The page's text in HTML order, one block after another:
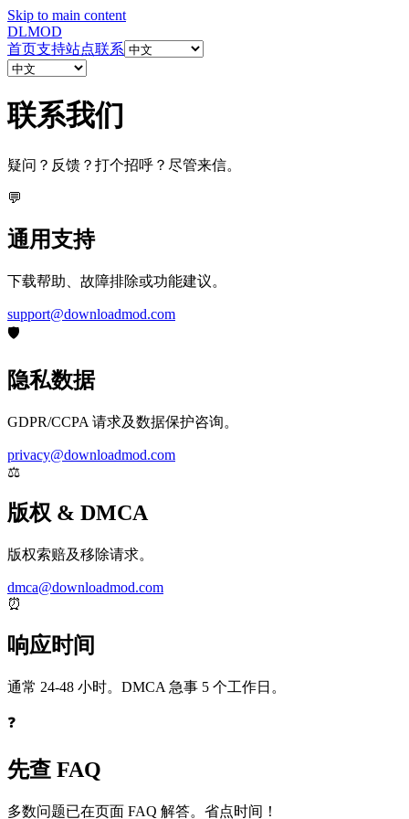
Skip to main content
DLMOD
首页支持站点联系
联系我们
疑问？反馈？打个招呼？尽管来信。
💬
通用支持
下载帮助、故障排除或功能建议。
support@downloadmod.com
🛡️
隐私数据
GDPR/CCPA 请求及数据保护咨询。
privacy@downloadmod.com
⚖️
版权 & DMCA
版权索赔及移除请求。
dmca@downloadmod.com
⏰
响应时间
通常 24-48 小时。DMCA 急事 5 个工作日。
❓
先查 FAQ
多数问题已在页面 FAQ 解答。省点时间！